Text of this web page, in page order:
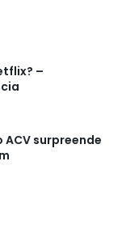
–
surpreende